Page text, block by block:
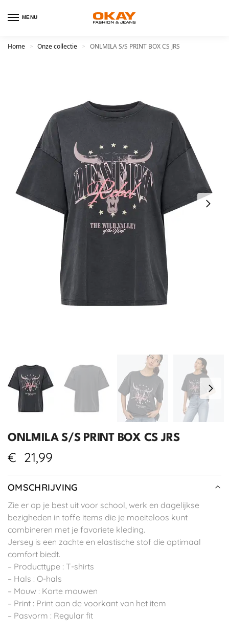
MENU
Home > Onze collectie > ONLMILA S/S PRINT BOX CS JRS
ONLMILA S/S PRINT BOX CS JRS
€ 21,99
OMSCHRIJVING
Zie er op je best uit voor school, werk en dagelijkse
bezigheden in toffe items die je moeiteloos kunt
combineren met je favoriete kleding.
Jersey is een zachte en elastische stof die optimaal
comfort biedt.
– Producttype : T-shirts
– Hals : O-hals
– Mouw : Korte mouwen
– Print : Print aan de voorkant van het item
– Pasvorm : Regular fit